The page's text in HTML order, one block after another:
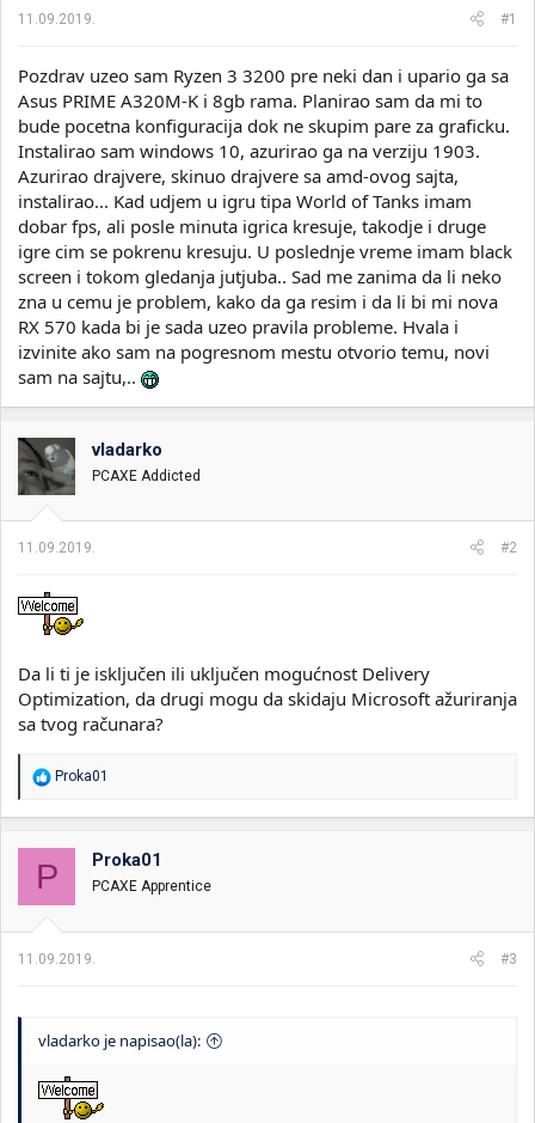
m
j
a
11.09.2019. #1
Pozdrav uzeo sam Ryzen 3 3200 pre neki dan i upario ga sa
Asus PRIME A320M-K i 8gb rama. Planirao sam da mi to
bude pocetna konfiguracija dok ne skupim pare za graficku.
Instalirao sam windows 10, azurirao ga na verziju 1903.
Azurirao drajvere, skinuo drajvere sa amd-ovog sajta,
instalirao... Kad udjem u igru tipa World of Tanks imam
dobar fps, ali posle minuta igrica kresuje, takodje i druge
igre cim se pokrenu kresuju. U poslednje vreme imam black
screen i tokom gledanja jutjuba.. Sad me zanima da li neko
zna u cemu je problem, kako da ga resim i da li bi mi nova
RX 570 kada bi je sada uzeo pravila probleme. Hvala i
izvinite ako sam na pogresnom mestu otvorio temu, novi
sam na sajtu,..
vladarko
PCAXE Addicted
11.09.2019. #2
Da li ti je isključen ili uključen mogućnost Delivery
Optimization, da drugi mogu da skidaju Microsoft ažuriranja
sa tvog računara?
R
a
o
v
n
:
Proka01
P Proka01
PCAXE Apprentice
11.09.2019. #3
vladarko je napisao(la):